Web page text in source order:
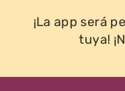
¡La app será
tuya!